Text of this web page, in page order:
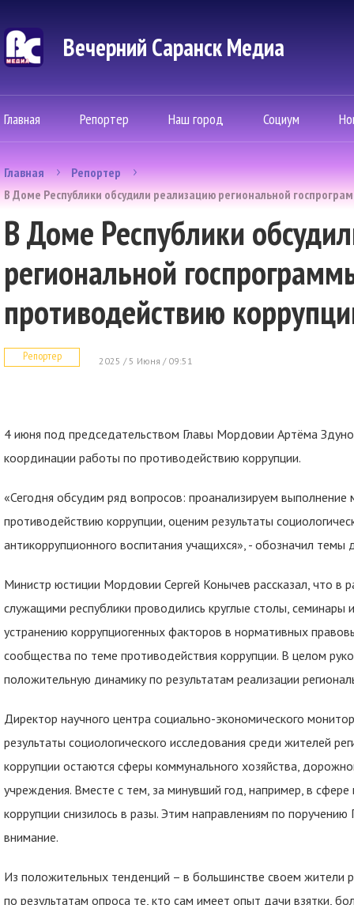
Вечерний Саранск Mедиа
Главная Репортер Наш город Социум
Главная
Репортер
В Доме Республики обсудили реализацию региональной
В Доме Республики
региональной
противодействию
Репортер 2025 / 5 Июня / 09:51
4 июня под председательством Главы Мордовии Артёма
координации работы по противодействию коррупции.
«Сегодня обсудим ряд вопросов: проанализируем выполнение
противодействию коррупции, оценим результаты
антикоррупционного воспитания учащихся», - обозначил темы
Министр юстиции Мордовии Сергей Конычев рассказал, что в
служащими республики проводились круглые столы, семинары
устранению коррупциогенных факторов в нормативных
сообщества по теме противодействия коррупции. В целом
положительную динамику по результатам реализации
Директор научного центра социально-экономического
результаты социологического исследования среди жителей
коррупции остаются сферы коммунального хозяйства,
учреждения. Вместе с тем, за минувший год, например, в
коррупции снизилось в разы. Этим направлениям по
внимание.
Из положительных тенденций – в большинстве своем
по результатам опроса те, кто сам имеет опыт дачи взятки,